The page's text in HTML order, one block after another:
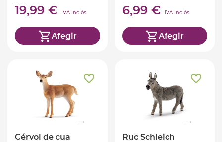
19,99 € IVA inclòs
Afegir
6,99 € IVA inclòs
Afegir
Cérvol de cua
Ruc Schleich